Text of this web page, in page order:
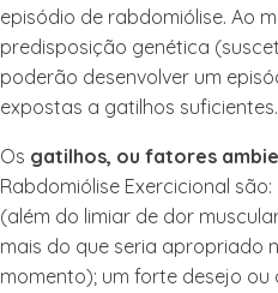
episódio de rabdomiólise. Ao
predisposição genética
poderão desenvolver um
expostas a gatilhos suficientes.
Os gatilhos, ou fatores
Rabdomiólise Exercicional
(além do limiar de dor
mais do que seria apropriado
momento); um forte desejo